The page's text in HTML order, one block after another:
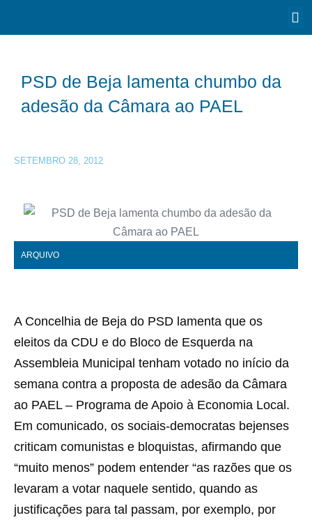
PSD de Beja lamenta chumbo da
adesão da Câmara ao PAEL
SETEMBRO 28, 2012
ARQUIVO
A Concelhia de Beja do PSD lamenta que os
eleitos da CDU e do Bloco de Esquerda na
Assembleia Municipal tenham votado no início da
semana contra a proposta de adesão da Câmara
ao PAEL – Programa de Apoio à Economia Local.
Em comunicado, os sociais-democratas bejenses
criticam comunistas e bloquistas, afirmando que
“muito menos” podem entender “as razões que os
levaram a votar naquele sentido, quando as
justificações para tal passam, por exemplo, por